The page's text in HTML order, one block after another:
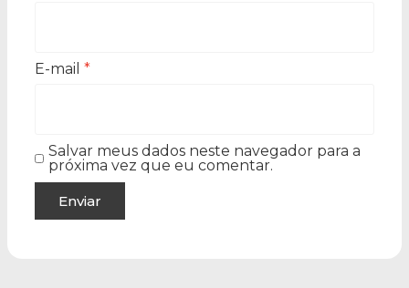
E-mail *
Salvar meus dados neste navegador para a
próxima vez que eu comentar.